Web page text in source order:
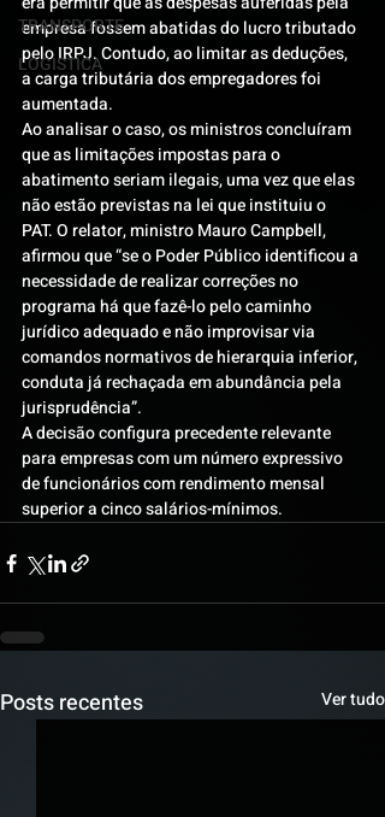
TRANSPORTE
LOGISTICA
empresa fossem abatidas do lucro tributado
pelo IRPJ. Contudo, ao limitar as deduções,
a carga tributária dos empregadores foi
aumentada.
Ao analisar o caso, os ministros concluíram
que as limitações impostas para o
abatimento seriam ilegais, uma vez que elas
não estão previstas na lei que instituiu o
PAT. O relator, ministro Mauro Campbell,
afirmou que “se o Poder Público identificou a
necessidade de realizar correções no
programa há que fazê-lo pelo caminho
jurídico adequado e não improvisar via
comandos normativos de hierarquia inferior,
conduta já rechaçada em abundância pela
jurisprudência”.
A decisão configura precedente relevante
para empresas com um número expressivo
de funcionários com rendimento mensal
superior a cinco salários-mínimos.
Posts recentes Ver tudo